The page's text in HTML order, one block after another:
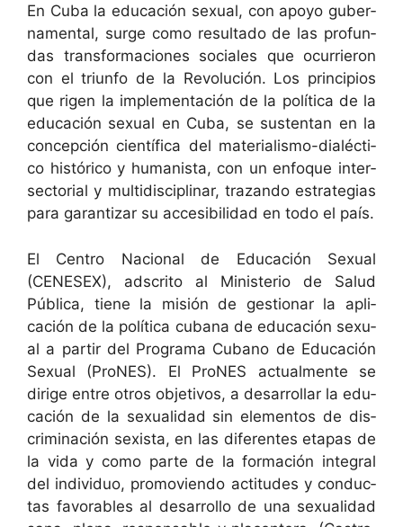
En Cuba la edu­cación sex­u­al, con apoyo guber­
na­men­tal, surge como resul­ta­do de las pro­fun­
das trans­for­ma­ciones sociales que ocur­rieron
con el tri­un­fo de la Rev­olu­ción. Los prin­ci­p­ios
que rigen la imple­mentación de la políti­ca de la
edu­cación sex­u­al en Cuba, se sus­ten­tan en la
con­cep­ción cien­tí­fi­ca del mate­ri­al­is­mo-dialéc­ti­
co históri­co y human­ista, con un enfoque inter­
sec­to­r­i­al y mul­ti­dis­ci­pli­nar, trazan­do estrate­gias
para garan­ti­zar su acce­si­bil­i­dad en todo el país.
El Cen­tro Nacional de Edu­cación Sex­u­al
(CENESEX), adscrito al Min­is­te­rio de Salud
Públi­ca, tiene la mis­ión de ges­tionar la apli­
cación de la políti­ca cubana de edu­cación sex­u­
al a par­tir del Pro­gra­ma Cubano de Edu­cación
Sex­u­al (ProNES). El ProNES actual­mente se
dirige entre otros obje­tivos, a desar­rol­lar la edu­
cación de la sex­u­al­i­dad sin ele­men­tos de dis­
crim­i­nación sex­ista, en las difer­entes eta­pas de
la vida y como parte de la for­ma­ción inte­gral
del indi­vid­uo, pro­movien­do acti­tudes y con­duc­
tas favor­ables al desar­rol­lo de una sex­u­al­i­dad